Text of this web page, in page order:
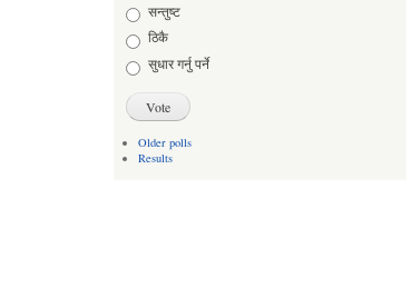
सन्तुष्ट
ठिकै
सुधार गर्नु पर्ने
Older polls
Results